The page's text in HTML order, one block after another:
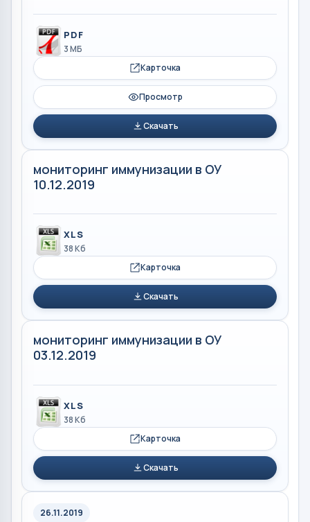
PDF
3 МБ
Карточка
Просмотр
Скачать
мониторинг иммунизации в ОУ
10.12.2019
XLS
38 Кб
Карточка
Скачать
мониторинг иммунизации в ОУ
03.12.2019
XLS
38 Кб
Карточка
Скачать
26.11.2019